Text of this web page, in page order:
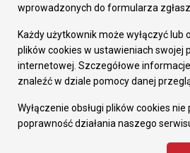
Oferty inwestycyjne
Pozostałe
Deklaracja dostępności
Dane osobowe
Dodaj opinię o witrynie
wprowadzonych do formularza
Każdy użytkownik może wyłączyć lub
plików cookies w ustawieniach swojej
internetowej. Szczegółowe
znaleźć w dziale pomocy danej
Wyłączenie obsługi plików cookies nie
poprawność działania naszego